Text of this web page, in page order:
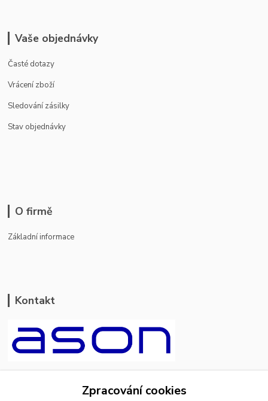
Vaše objednávky
Časté dotazy
Vrácení zboží
Sledování zásilky
Stav objednávky
O firmě
Základní informace
Kontakt
Zpracování cookies